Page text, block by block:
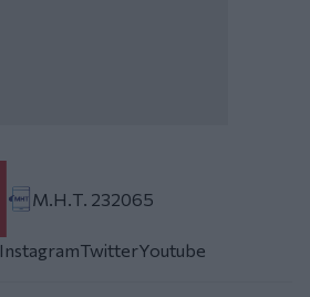
Μ.Η.Τ. 232065
InstagramTwitterYoutube